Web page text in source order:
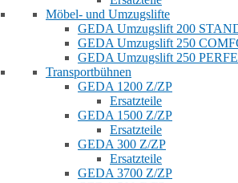
Möbel- und Umzugslifte
GEDA Umzugslift 200
GEDA Umzugslift 250
GEDA Umzugslift 250
Transportbühnen
GEDA 1200 Z/ZP
Ersatzteile
GEDA 1500 Z/ZP
Ersatzteile
GEDA 300 Z/ZP
Ersatzteile
GEDA 3700 Z/ZP